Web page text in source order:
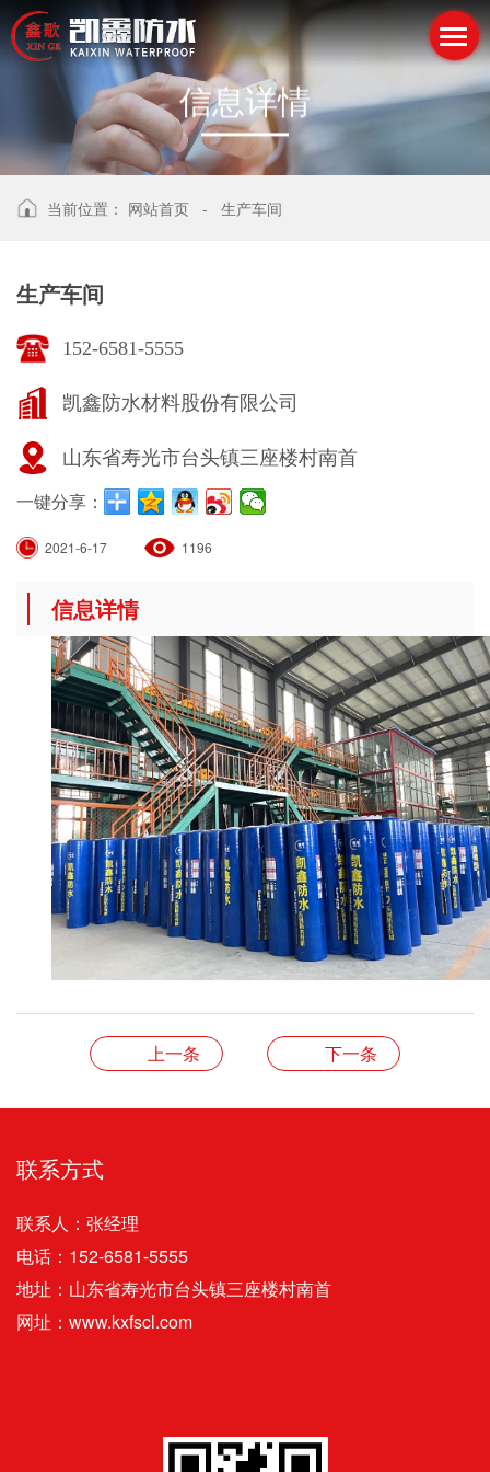
信息详情
当前位置： 网站首页 - 生产车间
生产车间
152-6581-5555
凯鑫防水材料股份有限公司
山东省寿光市台头镇三座楼村南首
一键分享：
2021-6-17 1196
信息详情
上一条 下一条
联系方式
联系人：张经理
电话：152-6581-5555
地址：山东省寿光市台头镇三座楼村南首
网址：www.kxfscl.com